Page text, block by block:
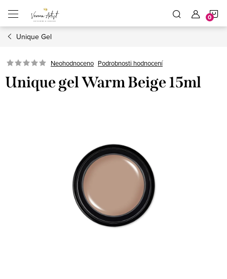
obsah
Unique Gel
Neohodnoceno Podrobnosti hodnocení
Unique gel Warm Beige 15ml